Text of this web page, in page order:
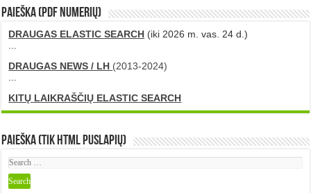
PAIEŠKA (PDF numerių)
DRAUGAS ELASTIC SEARCH (iki 2026 m. vas. 24 d.)
DRAUGAS NEWS / LH (2013-2024)
KITŲ LAIKRAŠČIŲ ELASTIC SEARCH
Paieška (tik HTML puslapių)